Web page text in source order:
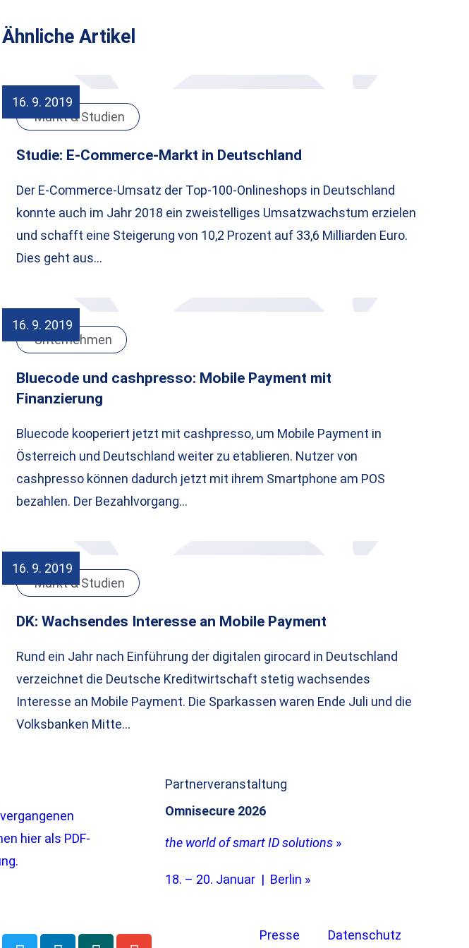
Ähnliche Artikel
16. 9. 2019
Markt & Studien
Studie: E-Commerce-Markt in Deutschland
Der E-Commerce-Umsatz der Top-100-Onlineshops in Deutschland
konnte auch im Jahr 2018 ein zweistelliges Umsatzwachstum erzielen
und schafft eine Steigerung von 10,2 Prozent auf 33,6 Milliarden Euro.
Dies geht aus…
16. 9. 2019
Unternehmen
Bluecode und cashpresso: Mobile Payment mit
Finanzierung
Bluecode kooperiert jetzt mit cashpresso, um Mobile Payment in
Österreich und Deutschland weiter zu etablieren. Nutzer von
cashpresso können dadurch jetzt mit ihrem Smartphone am POS
bezahlen. Der Bezahlvorgang…
16. 9. 2019
Markt & Studien
DK: Wachsendes Interesse an Mobile Payment
Rund ein Jahr nach Einführung der digitalen girocard in Deutschland
verzeichnet die Deutsche Kreditwirtschaft stetig wachsendes
Interesse an Mobile Payment. Die Sparkassen waren Ende Juli und die
Volksbanken Mitte…
hier als PDF-
Partnerveranstaltung
Omnisecure 2026
the world of smart ID solutions »
18. – 20. Januar | Berlin »
Presse Datenschutz